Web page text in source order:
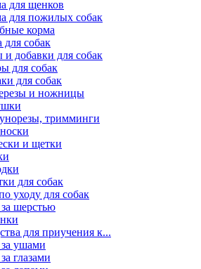
для щенков
для пожилых собак
корма
для собак
добавки для собак
для собак
для собак
и ножницы
тримминги
и щетки
для собак
уходу для собак
шерстью
для приучения к...
ушами
глазами